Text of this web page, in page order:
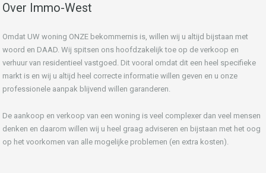
Over Immo-West
Omdat UW woning ONZE bekommernis is, willen wij u altijd bijstaan met
woord en DAAD. Wij spitsen ons hoofdzakelijk toe op de verkoop en
verhuur van residentieel vastgoed. Dit vooral omdat dit een heel specifieke
markt is en wij u altijd heel correcte informatie willen geven en u onze
professionele aanpak blijvend willen garanderen.
De aankoop en verkoop van een woning is veel complexer dan veel mensen
denken en daarom willen wij u heel graag adviseren en bijstaan met het oog
op het voorkomen van alle mogelijke problemen (en extra kosten).